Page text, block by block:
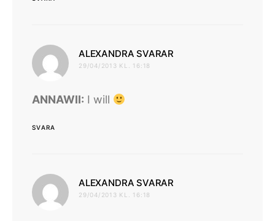
ALEXANDRA SVARAR
29/04/2013 KL. 16:18
ANNAWII: I will
SVARA
ALEXANDRA SVARAR
29/04/2013 KL. 16:18